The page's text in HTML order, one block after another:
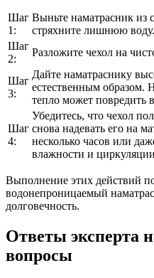
Шаг
1:
Выньте наматрасник из
стряхните лишнюю воду.
Шаг
2:
Разложите чехол на
Шаг
3:
Дайте наматраснику
естественным образом.
тепло может повредить
Шаг
4:
Убедитесь, что чехол
снова надевать его на
несколько часов или
влажности и
Выполнение этих действий
водонепроницаемый
долговечность.
Ответы эксперта
вопросы